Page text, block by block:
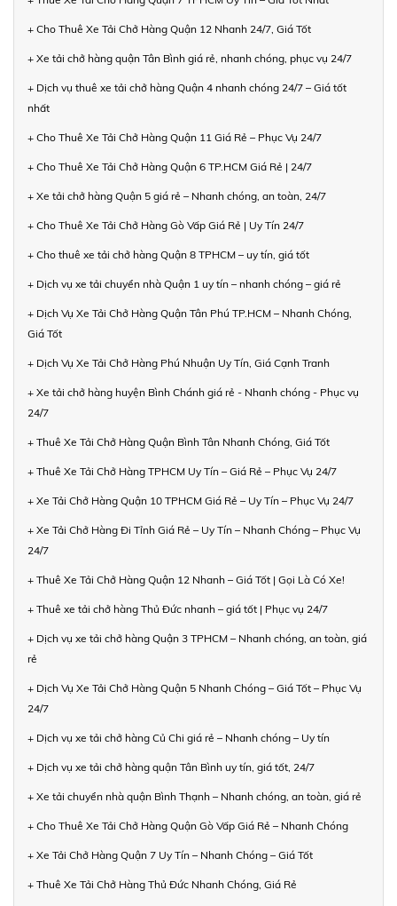
+ Cho Thuê Xe Tải Chở Hàng Quận 12 Nhanh 24/7, Giá Tốt
+ Xe tải chở hàng quận Tân Bình giá rẻ, nhanh chóng, phục vụ 24/7
+ Dịch vụ thuê xe tải chở hàng Quận 4 nhanh chóng 24/7 – Giá tốt
nhất
+ Cho Thuê Xe Tải Chở Hàng Quận 11 Giá Rẻ – Phục Vụ 24/7
+ Cho Thuê Xe Tải Chở Hàng Quận 6 TP.HCM Giá Rẻ | 24/7
+ Xe tải chở hàng Quận 5 giá rẻ – Nhanh chóng, an toàn, 24/7
+ Cho Thuê Xe Tải Chở Hàng Gò Vấp Giá Rẻ | Uy Tín 24/7
+ Cho thuê xe tải chở hàng Quận 8 TPHCM – uy tín, giá tốt
+ Dịch vụ xe tải chuyển nhà Quận 1 uy tín – nhanh chóng – giá rẻ
+ Dịch Vụ Xe Tải Chở Hàng Quận Tân Phú TP.HCM – Nhanh Chóng,
Giá Tốt
+ Dịch Vụ Xe Tải Chở Hàng Phú Nhuận Uy Tín, Giá Cạnh Tranh
+ Xe tải chở hàng huyện Bình Chánh giá rẻ - Nhanh chóng - Phục vụ
24/7
+ Thuê Xe Tải Chở Hàng Quận Bình Tân Nhanh Chóng, Giá Tốt
+ Thuê Xe Tải Chở Hàng TPHCM Uy Tín – Giá Rẻ – Phục Vụ 24/7
+ Xe Tải Chở Hàng Quận 10 TPHCM Giá Rẻ – Uy Tín – Phục Vụ 24/7
+ Xe Tải Chở Hàng Đi Tỉnh Giá Rẻ – Uy Tín – Nhanh Chóng – Phục Vụ
24/7
+ Thuê Xe Tải Chở Hàng Quận 12 Nhanh – Giá Tốt | Gọi Là Có Xe!
+ Thuê xe tải chở hàng Thủ Đức nhanh – giá tốt | Phục vụ 24/7
+ Dịch vụ xe tải chở hàng Quận 3 TPHCM – Nhanh chóng, an toàn, giá
rẻ
+ Dịch Vụ Xe Tải Chở Hàng Quận 5 Nhanh Chóng – Giá Tốt – Phục Vụ
24/7
+ Dịch vụ xe tải chở hàng Củ Chi giá rẻ – Nhanh chóng – Uy tín
+ Dịch vụ xe tải chở hàng quận Tân Bình uy tín, giá tốt, 24/7
+ Xe tải chuyển nhà quận Bình Thạnh – Nhanh chóng, an toàn, giá rẻ
+ Cho Thuê Xe Tải Chở Hàng Quận Gò Vấp Giá Rẻ – Nhanh Chóng
+ Xe Tải Chở Hàng Quận 7 Uy Tín – Nhanh Chóng – Giá Tốt
+ Thuê Xe Tải Chở Hàng Thủ Đức Nhanh Chóng, Giá Rẻ